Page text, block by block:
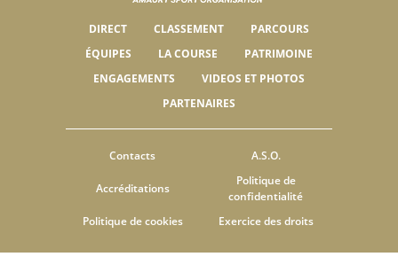
DIRECT CLASSEMENT
PARCOURS
ÉQUIPES
LA COURSE
PATRIMOINE
ENGAGEMENTS
VIDEOS ET PHOTOS
PARTENAIRES
Contacts A.S.O.
Accréditations
Politique de
confidentialité
Politique de cookies
Exercice des droits